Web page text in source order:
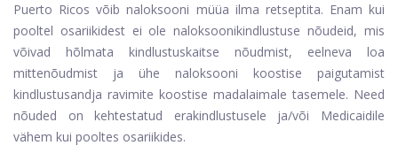
Puerto Ricos võib naloksooni müüa ilma retseptita. Enam kui
pooltel osariikidest ei ole naloksoonikindlustuse nõudeid, mis
võivad hõlmata kindlustuskaitse nõudmist, eelneva loa
mittenõudmist ja ühe naloksooni koostise paigutamist
kindlustusandja ravimite koostise madalaimale tasemele. Need
nõuded on kehtestatud erakindlustusele ja/või Medicaidile
vähem kui pooltes osariikides.